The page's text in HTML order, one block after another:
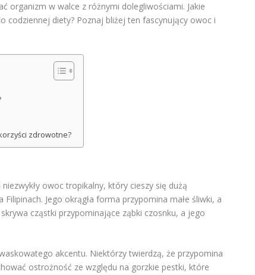
organizm w walce z różnymi dolegliwościami. Jakie
codziennej diety? Poznaj bliżej ten fascynujący owoc i
zdrowotne?
niezwykły owoc tropikalny, który cieszy się dużą
Jego okrągła forma przypomina małe śliwki, a
cząstki przypominające ząbki czosnku, a jego
akcentu. Niektórzy twierdzą, że przypomina
ostrożność ze względu na gorzkie pestki, które